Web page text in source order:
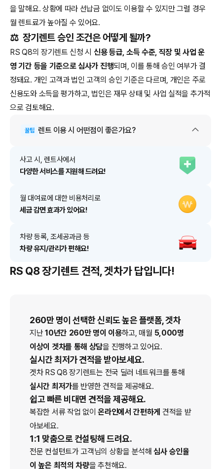
을 말해요. 상황에 따라 선납금 없이도 이용할 수 있지만 그럴 경우
월 렌트료가 높아질 수 있어요.
⚖️ 장기렌트 승인 조건은 어떻게 될까?
RS Q8의 장기렌트 신청 시 신용 등급, 소득 수준, 직장 및 사업 운
영 기간 등을 기준으로 심사가 진행되며, 이를 통해 승인 여부가 결
정돼요. 개인 고객과 법인 고객의 승인 기준은 다르며, 개인은 주로
신용도와 소득을 평가하고, 법인은 재무 상태 및 사업 실적을 추가적
으로 검토해요.
꿀팁 렌트 이용 시 어떤점이 좋은가요?
사고 시, 렌트사에서
다양한 서비스를 지원해 드려요!
월 대여료에 대한 비용처리로
세금 감면 효과가 있어요!
차량 등록, 조세공과금 등
차량 유지/관리가 편해요!
RS Q8 장기렌트 견적, 겟차가 답입니다!
260만 명이 선택한 신뢰도 높은 플랫폼, 겟차
지난10년간 260만 명이 이용하고, 매월 5,000명
이상이 겟차를 통해 상담을 진행하고 있어요.
실시간 최저가 견적을 받아보세요.
겟차 RS Q8 장기렌트는 전국 딜러 네트워크를 통해
실시간 최저가를 반영한 견적을 제공해요.
쉽고 빠른 비대면 견적을 제공해요.
복잡한 서류 작업 없이온라인에서 간편하게 견적을 받
아보세요.
1:1 맞춤으로 컨설팅해 드려요.
전문 컨설턴트가 고객님의 상황을 분석해 심사 승인율
이 높은 최적의 차량을 추천해요.